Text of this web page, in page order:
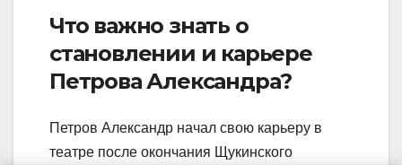
Что важно знать о
становлении и карьере
Петрова Александра?
Петров Александр начал свою карьеру в
театре после окончания Щукинского